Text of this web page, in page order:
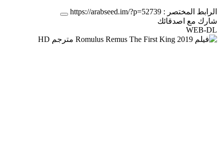
الرابط المختصر : https://arabseed.im/?p=52739
شارك مع اصدقائك
WEB-DL